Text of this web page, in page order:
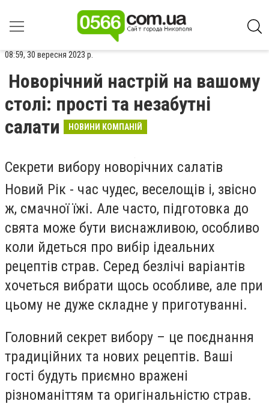
08:59, 30 вересня 2023 р.
Новорічний настрій на вашому
столі: прості та незабутні
салати
НОВИНИ КОМПАНІЙ
Секрети вибору новорічних салатів
Новий Рік - час чудес, веселощів і, звісно
ж, смачної їжі. Але часто, підготовка до
свята може бути виснажливою, особливо
коли йдеться про вибір ідеальних
рецептів страв. Серед безлічі варіантів
хочеться вибрати щось особливе, але при
цьому не дуже складне у приготуванні.
Головний секрет вибору – це поєднання
традиційних та нових рецептів. Ваші
гості будуть приємно вражені
різноманіттям та оригінальністю страв.